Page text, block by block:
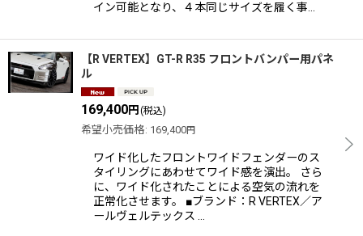
イン可能となり、４本同じサイズを履く事…
【R VERTEX】GT-R R35 フロントバンパー用パネ
ル
169,400円 (税込)
希望小売価格: 169,400円
ワイド化したフロントワイドフェンダーのス
タイリングにあわせてワイド感を演出。 さら
に、ワイド化されたことによる空気の流れを
正常化させます。 ■ブランド：R VERTEX／ア
ールヴェルテックス …